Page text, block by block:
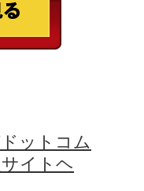
ットコム
イトヘ